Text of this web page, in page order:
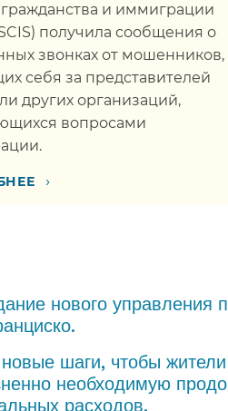
и иммиграции
получила сообщения о
звонках от мошенников,
себя за представителей
других организаций,
вопросами
›
нового управления
шаги, чтобы
необходимую
расходов.​​